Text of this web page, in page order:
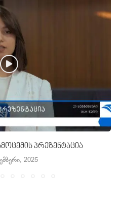
პრეზენტაცია
2025